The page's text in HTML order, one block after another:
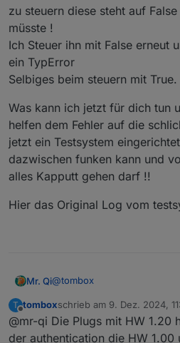
zu steuern diese steht auf
müsste !
Ich Steuer ihn mit False erneut
ein TypError
Selbiges beim steuern mit True.
Was kann ich jetzt für dich tun
helfen dem Fehler auf die
jetzt ein Testsystem
dazwischen funken kann und
alles Kapputt gehen darf !!
Hier das Original Log vom
Mr. Qi@tombox
So wir drehen uns
eine BETA nach der
wieder ein altes neues
Ich habe folgendes gemacht:
T
Offline
tomboxschrieb am 9. Dez. 2024,
zuletzt editiert von
@mr-qi Die Plugs mit HW 1.20
der authentication die HW